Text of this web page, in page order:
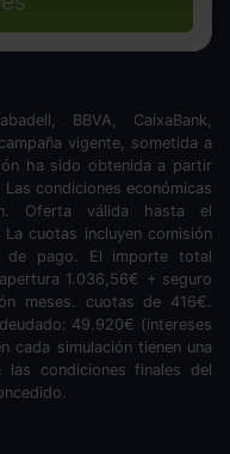
BBVA, CaixaBank,
vigente, sometida a
ha sido obtenida a partir
condiciones económicas
Oferta válida hasta el
La cuotas incluyen comisión
de pago. El importe total
1.036,56€ + seguro
meses. cuotas de 416€.
49.920€ (intereses
cada simulación tienen una
condiciones finales del